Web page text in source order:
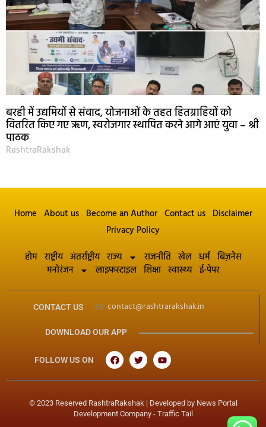
बरही में उद्यमियों से संवाद, योजनाओं के तहत हितग्राहियों को
वितरित किए गए ऋण, स्वरोजगार स्थापित करने आगे आएं युवा – श्री
पाठक
RashtraRakshak
Home About us Become an Author Contact us Disclaimer
Privacy Policy
होम राष्ट्रीय अंतर्राष्ट्रीय राज्य राजनीति खेल धर्म बिज़नेस
मनोरंजन
लाइफस्टाइल शिक्षा स्वास्थ्य ई-पेपर
CONTACT US contact@rashtrarakshak.in
DOWNLOAD OUR APP
FOLLOW US ON
© 2023 Reserved RashtraRakshak | Developed by News Portal
Development Company- Traffic Tail